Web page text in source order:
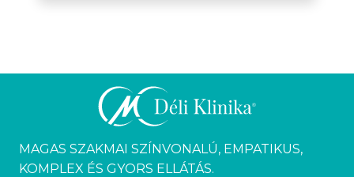
MAGAS SZAKMAI SZÍNVONALÚ, EMPATIKUS,
KOMPLEX ÉS GYORS ELLÁTÁS.